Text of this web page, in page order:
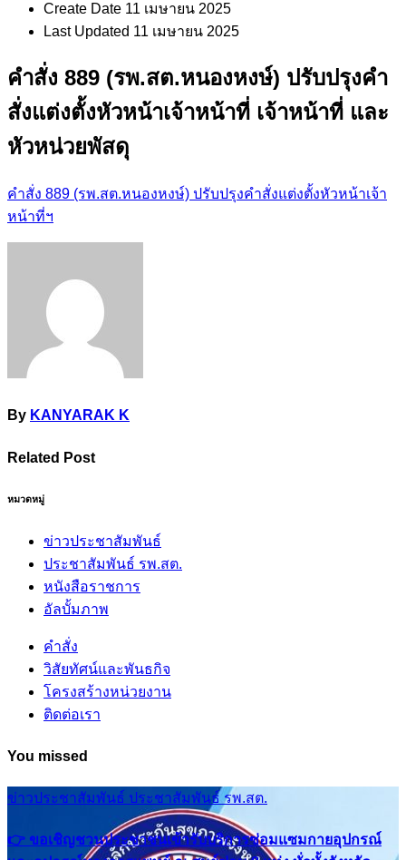
Create Date 11 เมษายน 2025
Last Updated 11 เมษายน 2025
คำสั่ง 889 (รพ.สต.หนองหงษ์) ปรับปรุงคำ
สั่งแต่งตั้งหัวหน้าเจ้าหน้าที่ เจ้าหน้าที่ และ
หัวหน่วยพัสดุ
คำสั่ง 889 (รพ.สต.หนองหงษ์) ปรับปรุงคำสั่งแต่งตั้งหัวหน้าเจ้า
หน้าที่ฯ
By KANYARAK K
Related Post
หมวดหมู่
ข่าวประชาสัมพันธ์
ประชาสัมพันธ์ รพ.สต.
หนังสือราชการ
อัลบั้มภาพ
คำสั่ง
วิสัยทัศน์และพันธกิจ
โครงสร้างหน่วยงาน
ติดต่อเรา
You missed
ข่าวประชาสัมพันธ์ ประชาสัมพันธ์ รพ.สต.
👉 ขอเชิญชวนประชาชนเข้ารับบริการซ่อมแซมกายอุปกรณ์